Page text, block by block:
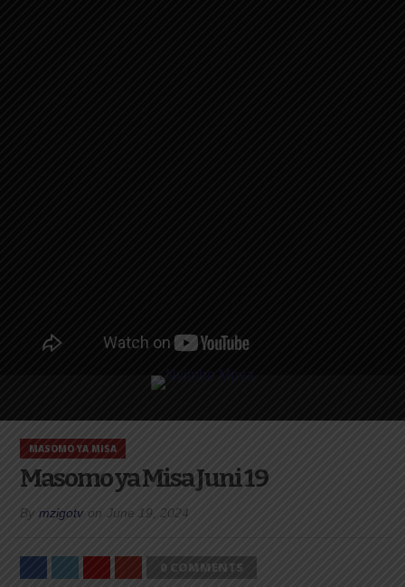
MASOMO YA MISA
Masomo ya Misa Juni 19
By mzigotv on June 19, 2024
0 COMMENTS